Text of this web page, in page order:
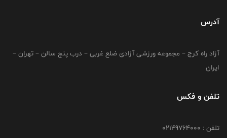
آدرس
آزاد راه کرج – مجموعه ورزشی آزادی ضلع غربی – درب پنج سالن – تهران –
ایران
تلفن و فکس
تلفن : 02149764000